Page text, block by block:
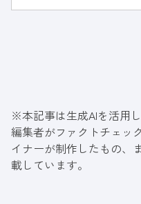
※本記事は生成AIを活用
編集者がファクトチェッ
イナーが制作したもの、
載しています。